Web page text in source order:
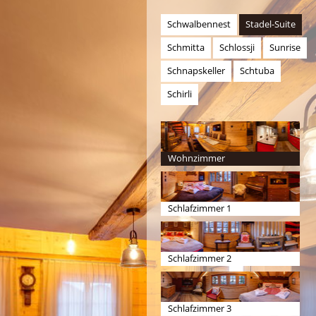
Schwalbennest
Stadel-Suite
Schmitta
Schlossji
Sunrise
Schnapskeller
Schtuba
Schirli
Wohnzimmer
Schlafzimmer 1
Schlafzimmer 2
Schlafzimmer 3